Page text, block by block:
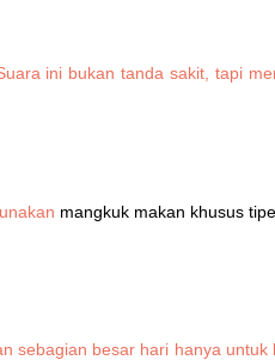
ini bukan tanda sakit, tapi
mangkuk makan khusus
besar hari hanya